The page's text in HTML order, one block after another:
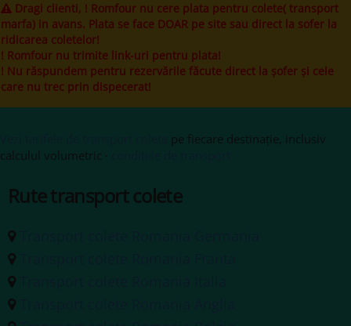
Dragi clienti, ! Romfour nu cere plata pentru colete( transport
marfa) in avans. Plata se face DOAR pe site sau direct la sofer la
ridicarea coletelor!
! Romfour nu trimite link-uri pentru plata!
! Nu răspundem pentru rezervările făcute direct la șofer și cele
care nu trec prin dispecerat!
pe fiecare destinație, inclusiv
calculul volumetric ·
Rute transport colete